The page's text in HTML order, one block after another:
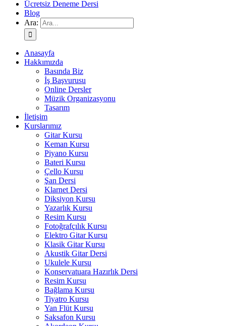
Ücretsiz Deneme Dersi
Blog
Ara:
Anasayfa
Hakkımızda
Basında Biz
İş Başvurusu
Online Dersler
Müzik Organizasyonu
Tasarım
İletişim
Kurslarımız
Gitar Kursu
Keman Kursu
Piyano Kursu
Bateri Kursu
Çello Kursu
Şan Dersi
Klarnet Dersi
Diksiyon Kursu
Yazarlık Kursu
Resim Kursu
Fotoğrafçılık Kursu
Elektro Gitar Kursu
Klasik Gitar Kursu
Akustik Gitar Dersi
Ukulele Kursu
Konservatuara Hazırlık Dersi
Resim Kursu
Bağlama Kursu
Tiyatro Kursu
Yan Flüt Kursu
Saksafon Kursu